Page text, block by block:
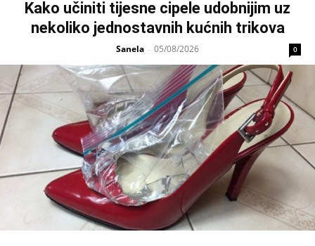
Kako učiniti tijesne cipele udobnijim uz
nekoliko jednostavnih kućnih trikova
Sanela - 05/08/2026 0